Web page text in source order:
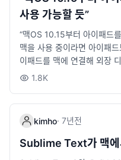
utter run # React Native
tNativeApp cd
ndroid # Android 실행
Kotlin과 Swift 시작하기
로젝트를 만들고 Kotlin을
SwiftUI 프로젝트를 생성해
REST API보다 더 유연하게
는 기술이에요. 클라이언트
효율적이에요. GraphQL 시
요소예요. 예를 들어, 고객이
이 고객 문의를 처리하는 데
템: Netflix가 "당신을 위한
챗봇이 고객 질문에 실시간
에서 제품 이미지를 업로드
맞춤화: 고객 데이터를 기반
입: 반복적인 작업을 AI로 자
루션을 제공합니다." 추가
요 개념을 간단히 알아두세
보호와 같은 윤리적 문제를
스: 무료로 쓰는 고급 기술
사용 가능할 듯”
“맥OS 10.15부터 아이패드
맥을 사용 중이라면 아이패
이패드를 맥에 연결해 외장
않을까? 루나 디
1.8K
kimho· 7년전
Sublime Text가 맥에